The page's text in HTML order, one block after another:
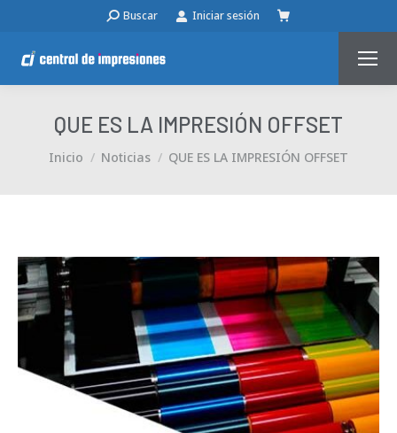
Buscar:
Buscar Iniciar sesión
QUE ES LA IMPRESIÓN OFFSET
Estás aquí:
Inicio Noticias QUE ES LA IMPRESIÓN OFFSET